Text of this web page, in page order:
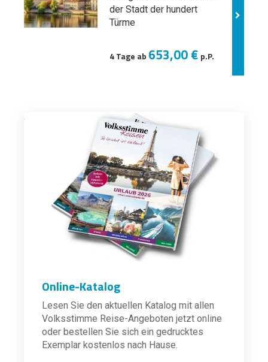
der Stadt der hundert
Türme
4 Tage ab 653,00 € p.P.
Online-Katalog
Lesen Sie den aktuellen Katalog mit allen
Volksstimme Reise-Angeboten jetzt online
oder bestellen Sie sich ein gedrucktes
Exemplar kostenlos nach Hause.